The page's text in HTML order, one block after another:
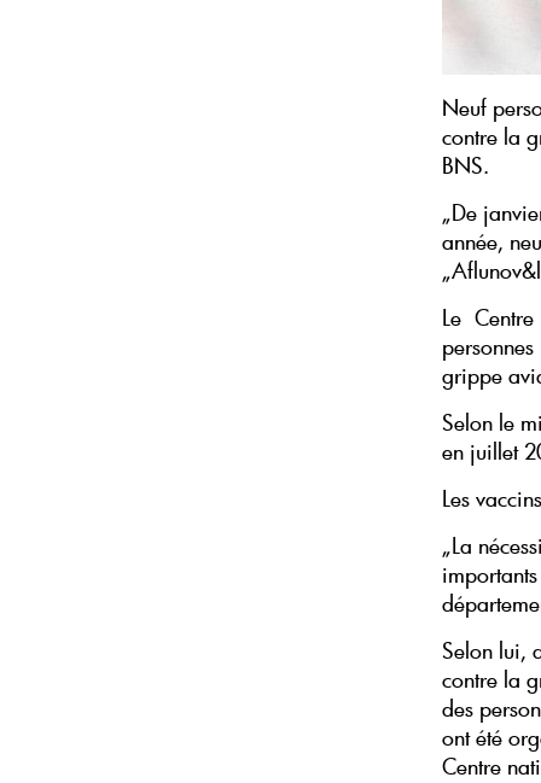
Neuf
contre la
BNS.
„De
année,
Le
grippe
Selon le
en juillet
Les
„La
Selon lui,
contre la
des
ont été
Centre